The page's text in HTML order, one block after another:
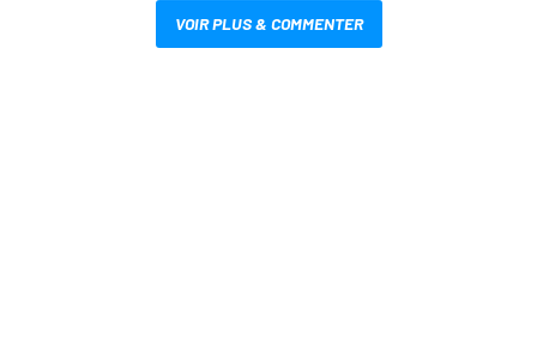
VOIR PLUS & COMMENTER